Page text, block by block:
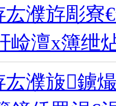
濮斿彫寮
崄澶х簿绁
厷濮旇鐪